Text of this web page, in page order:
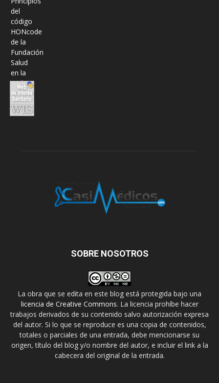
SOBRE NOSOTROS
La obra que se edita en este blog está protegida bajo una
licencia de Creative Commons. La licencia prohíbe hacer
trabajos derivados de su contenido salvo autorización expresa
del autor. Si lo que se reproduce es una copia de contenidos,
totales o parciales de una entrada, debe mencionarse su
origen, título del blog y/o nombre del autor, e incluir el link a la
cabecera del original de la entrada.